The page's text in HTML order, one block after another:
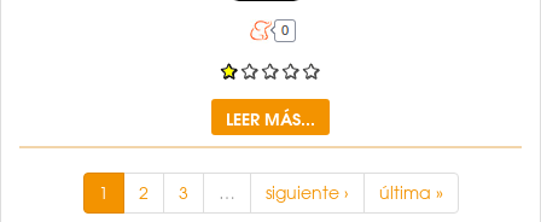
LEER MÁS...
1 2 3 … siguiente › última »